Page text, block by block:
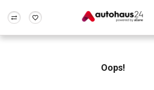
Rund um die Inzahlungnahme
Oops!